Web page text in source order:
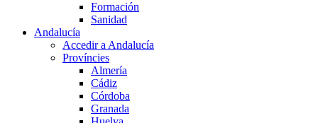
Formación
Sanidad
Andalucía
Accedir a Andalucía
Províncies
Almería
Cádiz
Córdoba
Granada